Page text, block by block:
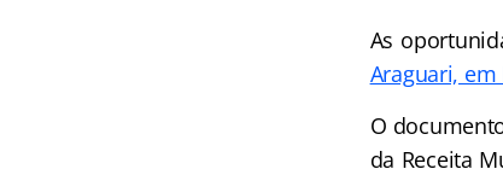
As
Araguari, em
O
da Receita